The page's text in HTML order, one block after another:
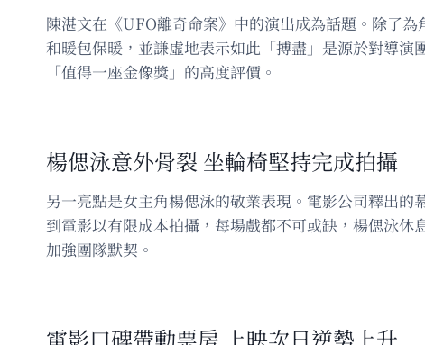
陳湛文在《UFO離奇命案》中的演出成為話題。除了
和暖包保暖，並謙虛地表示如此「搏盡」是源於對導
「值得一座金像獎」的高度評價。
楊偲泳意外骨裂 坐輪椅堅持完成拍攝
另一亮點是女主角楊偲泳的敬業表現。電影公司釋出
到電影以有限成本拍攝，每場戲都不可或缺，楊偲泳
加強團隊默契。
電影口碑帶動票房 上映次日逆勢上升